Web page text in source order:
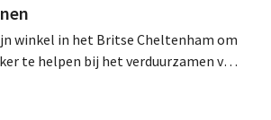
winkel in het Britse Cheltenham om
te helpen bij het verduurzamen van